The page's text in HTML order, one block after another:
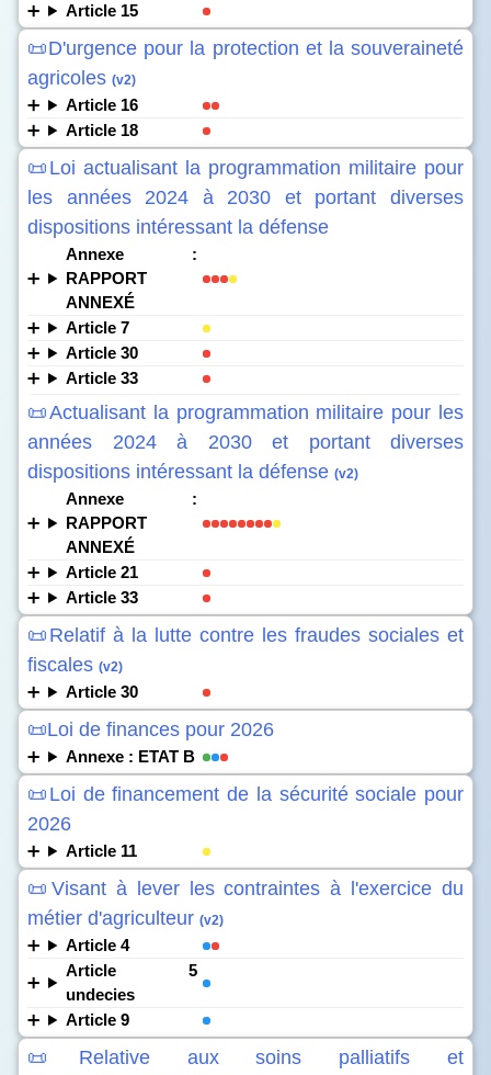
Article 15
📜D'urgence pour la protection et la souveraineté
agricoles (v2)
Article 16
Article 18
📜Loi actualisant la programmation militaire pour
les années 2024 à 2030 et portant diverses
dispositions intéressant la défense
Annexe :
RAPPORT
ANNEXÉ
Article 7
Article 30
Article 33
📜Actualisant la programmation militaire pour les
années 2024 à 2030 et portant diverses
dispositions intéressant la défense (v2)
Annexe :
RAPPORT
ANNEXÉ
Article 21
Article 33
📜Relatif à la lutte contre les fraudes sociales et
fiscales (v2)
Article 30
📜Loi de finances pour 2026
Annexe : ETAT B
📜Loi de financement de la sécurité sociale pour
2026
Article 11
📜Visant à lever les contraintes à l'exercice du
métier d'agriculteur (v2)
Article 4
Article 5
undecies
Article 9
📜Relative aux soins palliatifs et